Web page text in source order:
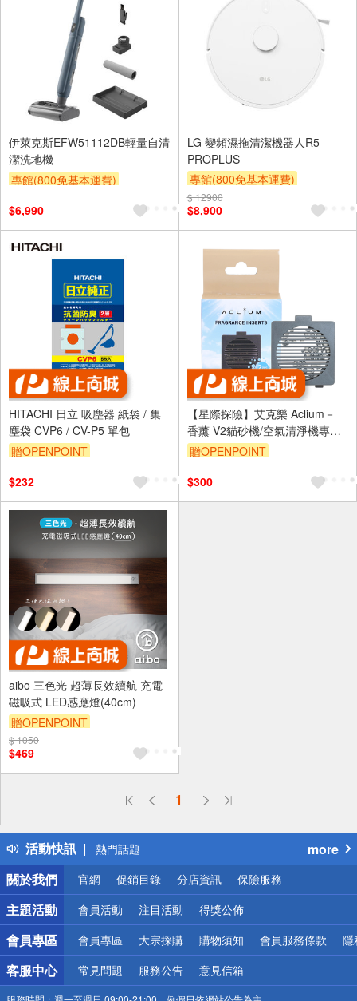
伊萊克斯EFW51112DB輕量自清
潔洗地機
專館(800免基本運費)
$6,990
LG 變頻濕拖清潔機器人R5-
PROPLUS
專館(800免基本運費)
滿額贈券
$ 12900
$8,900
HITACHI 日立 吸塵器 紙袋 / 集
塵袋 CVP6 / CV-P5 單包
贈OPENPOINT
$232
【星際探險】艾克樂 Aclium－
香薰 V2貓砂機/空氣清淨機專用
(2入裝)
贈OPENPOINT
$300
aibo 三色光 超薄長效續航 充電
磁吸式 LED感應燈(40cm)
贈OPENPOINT
$ 1050
$469
1
活動快訊
偏遠地區配送
得獎公告
熱門話題
銀行優惠
偏遠地區配送
詐騙網頁！請小心！
more
關於我們
官網 促銷目錄 分店資訊 保險服務
主題活動 會員活動 注目活動 得獎公佈
會員專區 會員專區 大宗採購 購物須知 會員服務條款 隱
客服中心 常見問題 服務公告 意見信箱